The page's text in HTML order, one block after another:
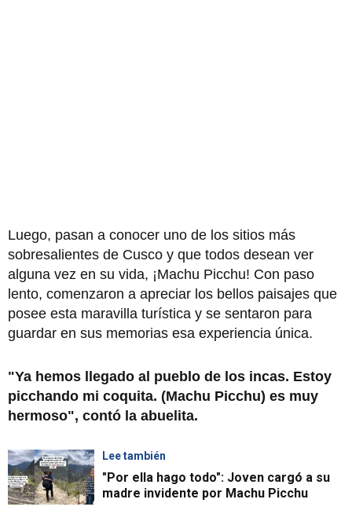
Luego, pasan a conocer uno de los sitios más
sobresalientes de Cusco y que todos desean ver
alguna vez en su vida, ¡Machu Picchu! Con paso
lento, comenzaron a apreciar los bellos paisajes que
posee esta maravilla turística y se sentaron para
guardar en sus memorias esa experiencia única.
"Ya hemos llegado al pueblo de los incas. Estoy
picchando mi coquita. (Machu Picchu) es muy
hermoso", contó la abuelita.
Lee también
"Por ella hago todo": Joven cargó a su
madre invidente por Machu Picchu